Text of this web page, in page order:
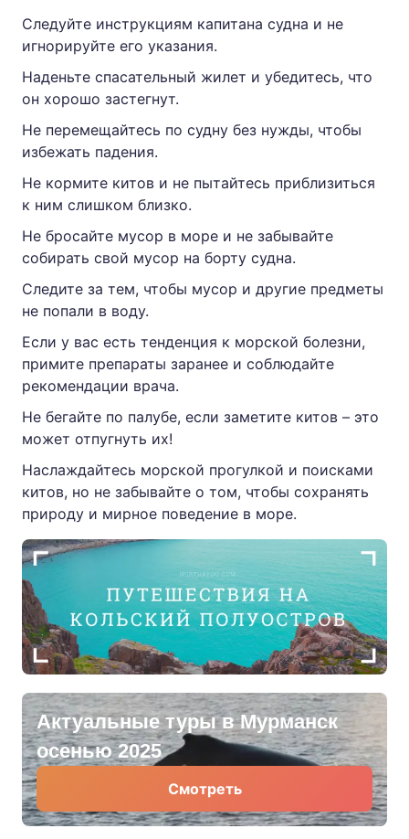
Следуйте инструкциям капитана судна и не
игнорируйте его указания.
Наденьте спасательный жилет и убедитесь, что
он хорошо застегнут.
Не перемещайтесь по судну без нужды, чтобы
избежать падения.
Не кормите китов и не пытайтесь приблизиться
к ним слишком близко.
Не бросайте мусор в море и не забывайте
собирать свой мусор на борту судна.
Следите за тем, чтобы мусор и другие предметы
не попали в воду.
Если у вас есть тенденция к морской болезни,
примите препараты заранее и соблюдайте
рекомендации врача.
Не бегайте по палубе, если заметите китов – это
может отпугнуть их!
Наслаждайтесь морской прогулкой и поисками
китов, но не забывайте о том, чтобы сохранять
природу и мирное поведение в море.
Актуальные туры в Мурманск
осенью 2025
Смотреть